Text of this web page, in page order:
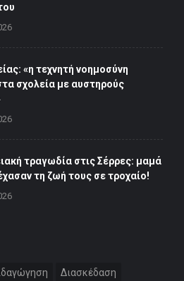
«η τεχνητή νοημοσύνη
σχολεία με αυστηρούς
τραγωδία στις Σέρρες: μαμά
τη ζωή τους σε τροχαίο!
Διασκέδαση